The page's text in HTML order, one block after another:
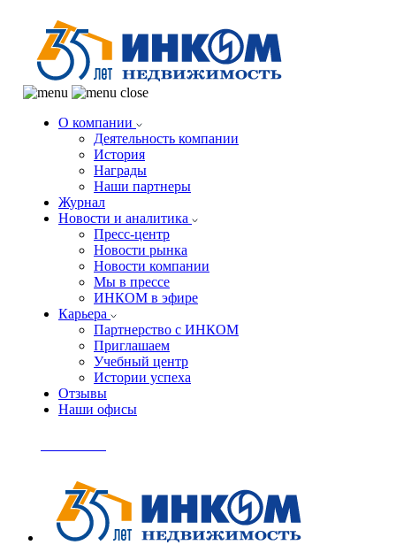
О компании
Деятельность компании
История
Награды
Наши партнеры
Журнал
Новости и аналитика
Пресс-центр
Новости рынка
Новости компании
Мы в прессе
ИНКОМ в эфире
Карьера
Партнерство с ИНКОМ
Приглашаем
Учебный центр
Истории успеха
Отзывы
Наши офисы